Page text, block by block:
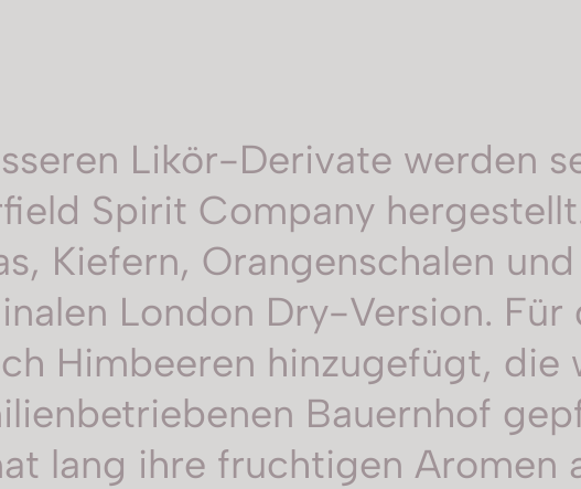
Likör-Derivate werden
Spirit Company
Kiefern, Orangenschalen
London Dry-Version.
Himbeeren hinzugefügt, die
Bauernhof
lang ihre fruchtigen Aromen